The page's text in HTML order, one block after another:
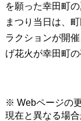
を願った幸田町
まつり当日は、
ラクションが開
げ花火が幸田町
※ Webページの
現在と異なる場